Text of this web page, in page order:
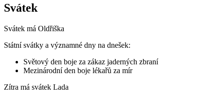
Svátek
Svátek má Oldřiška
Státní svátky a významné dny na dnešek:
Světový den boje za zákaz jaderných zbraní
Mezinárodní den boje lékařů za mír
Zítra má svátek Lada